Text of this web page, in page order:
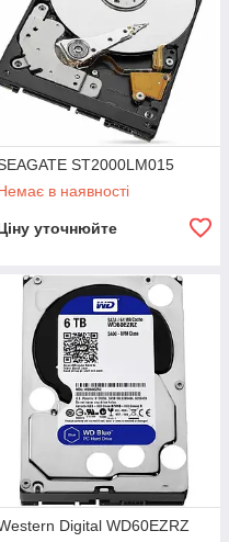
ST2000LM015
в наявності
уточнюйте
Digital WD60EZRZ